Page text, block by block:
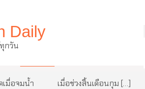
Daily
กวัน
รอดเมื่อจมน้ำ
ดเมื่อจมน้ำ เมื่อช่วงสิ้นเดือนกุม […]